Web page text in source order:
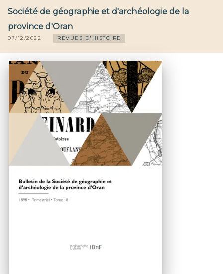
Société de géographie et d'archéologie de la
province d'Oran
07/12/2022 REVUES D'HISTOIRE